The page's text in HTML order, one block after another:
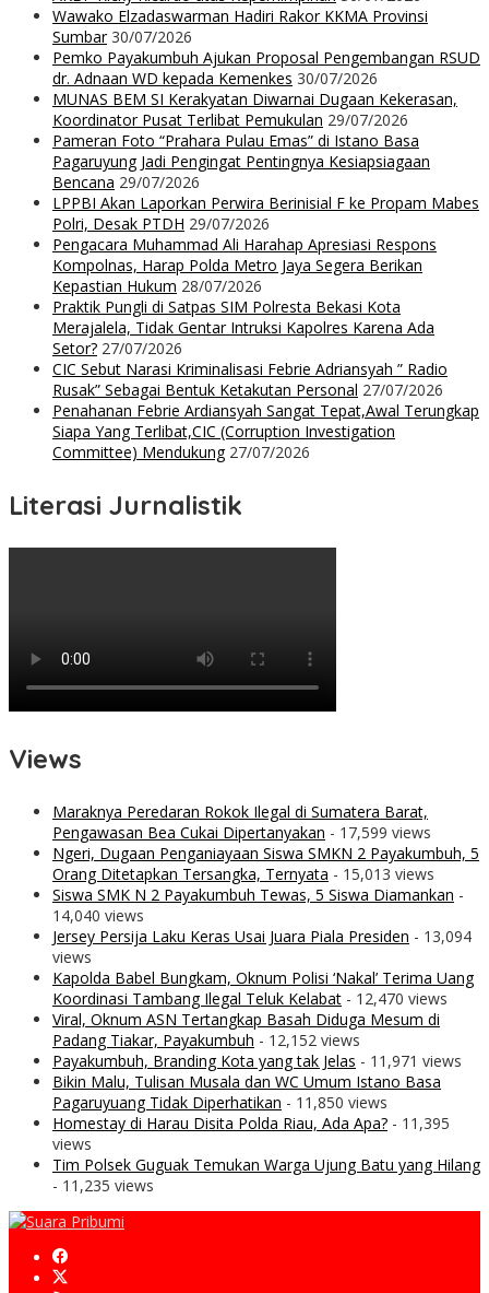
Wawako Elzadaswarman Hadiri Rakor KKMA Provinsi
Sumbar 30/07/2026
Pemko Payakumbuh Ajukan Proposal Pengembangan RSUD
dr. Adnaan WD kepada Kemenkes 30/07/2026
MUNAS BEM SI Kerakyatan Diwarnai Dugaan Kekerasan,
Koordinator Pusat Terlibat Pemukulan 29/07/2026
Pameran Foto “Prahara Pulau Emas” di Istano Basa
Pagaruyung Jadi Pengingat Pentingnya Kesiapsiagaan
Bencana 29/07/2026
LPPBI Akan Laporkan Perwira Berinisial F ke Propam Mabes
Polri, Desak PTDH 29/07/2026
Pengacara Muhammad Ali Harahap Apresiasi Respons
Kompolnas, Harap Polda Metro Jaya Segera Berikan
Kepastian Hukum 28/07/2026
Praktik Pungli di Satpas SIM Polresta Bekasi Kota
Merajalela, Tidak Gentar Intruksi Kapolres Karena Ada
Setor? 27/07/2026
CIC Sebut Narasi Kriminalisasi Febrie Adriansyah ” Radio
Rusak” Sebagai Bentuk Ketakutan Personal 27/07/2026
Penahanan Febrie Ardiansyah Sangat Tepat,Awal Terungkap
Siapa Yang Terlibat,CIC (Corruption Investigation
Committee) Mendukung 27/07/2026
Literasi Jurnalistik
Views
Maraknya Peredaran Rokok Ilegal di Sumatera Barat,
Pengawasan Bea Cukai Dipertanyakan - 17,599 views
Ngeri, Dugaan Penganiayaan Siswa SMKN 2 Payakumbuh, 5
Orang Ditetapkan Tersangka, Ternyata - 15,013 views
Siswa SMK N 2 Payakumbuh Tewas, 5 Siswa Diamankan -
14,040 views
Jersey Persija Laku Keras Usai Juara Piala Presiden - 13,094
views
Kapolda Babel Bungkam, Oknum Polisi ‘Nakal’ Terima Uang
Koordinasi Tambang Ilegal Teluk Kelabat - 12,470 views
Viral, Oknum ASN Tertangkap Basah Diduga Mesum di
Padang Tiakar, Payakumbuh - 12,152 views
Payakumbuh, Branding Kota yang tak Jelas - 11,971 views
Bikin Malu, Tulisan Musala dan WC Umum Istano Basa
Pagaruyuang Tidak Diperhatikan - 11,850 views
Homestay di Harau Disita Polda Riau, Ada Apa? - 11,395
views
Tim Polsek Guguak Temukan Warga Ujung Batu yang Hilang
- 11,235 views